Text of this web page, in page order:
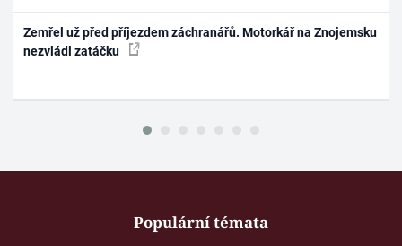
Zemřel už před příjezdem záchranářů. Motorkář na Znojemsku
nezvládl zatáčku
Populární témata